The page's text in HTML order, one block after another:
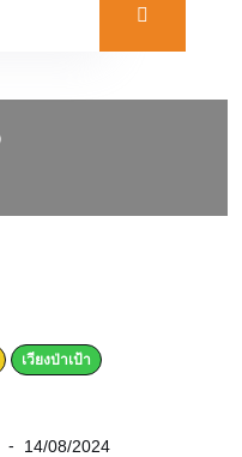
เวียงป่าเป้า
14/08/2024